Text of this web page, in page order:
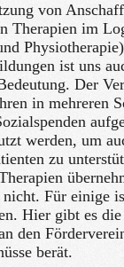
von
Therapien im
ist uns
Der
in mehreren
werden, um
zu
Für einige
Hier gibt es
den
berät.